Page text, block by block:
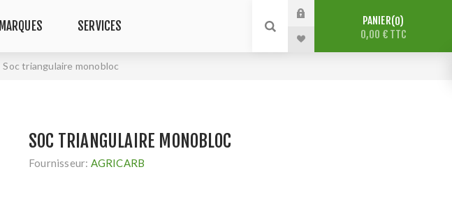
MARQUES SERVICES PANIER 0
0,00 € TTC
Soc triangulaire monobloc
SOC TRIANGULAIRE MONOBLOC
Fournisseur: AGRICARB